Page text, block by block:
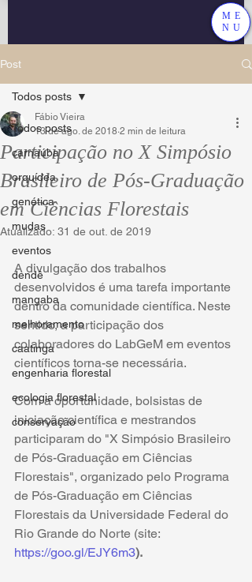
ME
NU
Post
Todos posts
carnaúba
orquídea
genética
mudas
eventos
dendê
mangaba
melhoramento
caatinga
engenharia florestal
ecologia florestal
conservação
Todos posts
Participação no X Simpósio
Brasileiro de Pós-Graduação
em Ciências Florestais
Fábio Vieira
13 de ago. de 2018 2 min de leitura
Atualizado: 31 de out. de 2019
A divulgação dos trabalhos
desenvolvidos é uma tarefa importante
dentro da comunidade científica. Neste
sentido, a participação dos
colaboradores do LabGeM em eventos
científicos torna-se necessária.
Com a oportunidade, bolsistas de
iniciação científica e mestrandos
participaram do "X Simpósio Brasileiro
de Pós-Graduação em Ciências
Florestais", organizado pelo Programa
de Pós-Graduação em Ciências
Florestais da Universidade Federal do
Rio Grande do Norte (site:
https://goo.gl/EJY6m3).